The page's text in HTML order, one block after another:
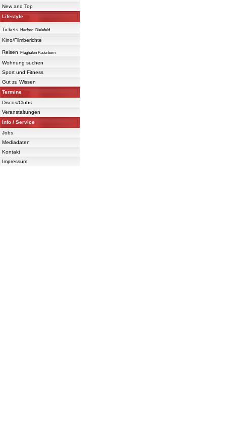
New and Top
Lifestyle
Tickets Herford Bielefeld
Kino/Filmberichte
Reisen Flughafen Paderborn
Wohnung suchen
Sport und Fitness
Gut zu Wissen
Termine
Discos/Clubs
Veranstaltungen
Info / Service
Jobs
Mediadaten
Kontakt
Impressum